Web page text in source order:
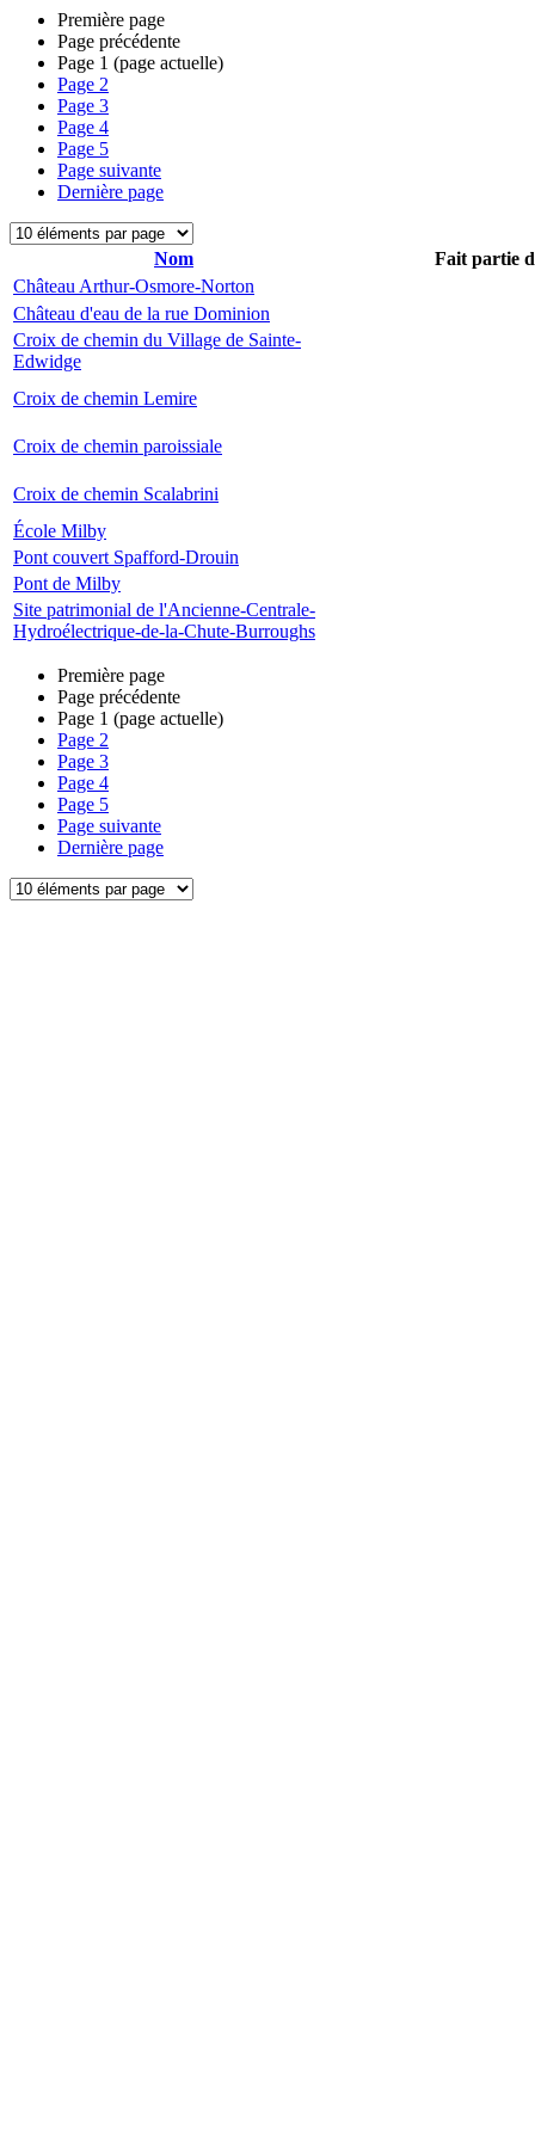
Première page
Page précédente
Page 1 (page actuelle)
Page 2
Page 3
Page 4
Page 5
Page suivante
Dernière page
Nom
Fait partie
Château Arthur-Osmore-Norton
Château d'eau de la rue Dominion
Croix de chemin du Village de Sainte-
Edwidge
Croix de chemin Lemire
Croix de chemin paroissiale
Croix de chemin Scalabrini
École Milby
Pont couvert Spafford-Drouin
Pont de Milby
Site patrimonial de l'Ancienne-Centrale-
Hydroélectrique-de-la-Chute-Burroughs
Première page
Page précédente
Page 1 (page actuelle)
Page 2
Page 3
Page 4
Page 5
Page suivante
Dernière page